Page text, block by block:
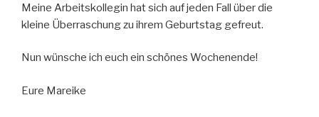
Meine Arbeitskollegin hat sich auf jeden Fall über die
kleine Überraschung zu ihrem Geburtstag gefreut.
Nun wünsche ich euch ein schönes Wochenende!
Eure Mareike